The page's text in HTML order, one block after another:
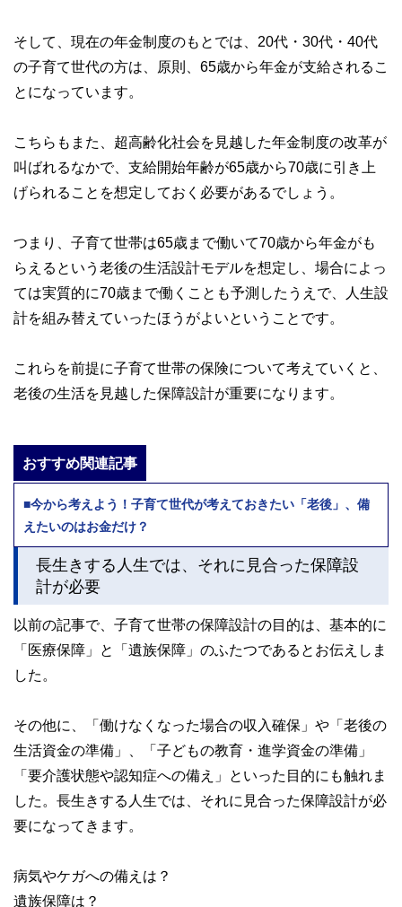
そして、現在の年金制度のもとでは、20代・30代・40代
の子育て世代の方は、原則、65歳から年金が支給されるこ
とになっています。
こちらもまた、超高齢化社会を見越した年金制度の改革が
叫ばれるなかで、支給開始年齢が65歳から70歳に引き上
げられることを想定しておく必要があるでしょう。
つまり、子育て世帯は65歳まで働いて70歳から年金がも
らえるという老後の生活設計モデルを想定し、場合によっ
ては実質的に70歳まで働くことも予測したうえで、人生設
計を組み替えていったほうがよいということです。
これらを前提に子育て世帯の保険について考えていくと、
老後の生活を見越した保障設計が重要になります。
おすすめ関連記事
■今から考えよう！子育て世代が考えておきたい「老後」、備
えたいのはお金だけ？
長生きする人生では、それに見合った保障設
計が必要
以前の記事で、子育て世帯の保障設計の目的は、基本的に
「医療保障」と「遺族保障」のふたつであるとお伝えしま
した。
その他に、「働けなくなった場合の収入確保」や「老後の
生活資金の準備」、「子どもの教育・進学資金の準備」
「要介護状態や認知症への備え」といった目的にも触れま
した。長生きする人生では、それに見合った保障設計が必
要になってきます。
病気やケガへの備えは？
遺族保障は？